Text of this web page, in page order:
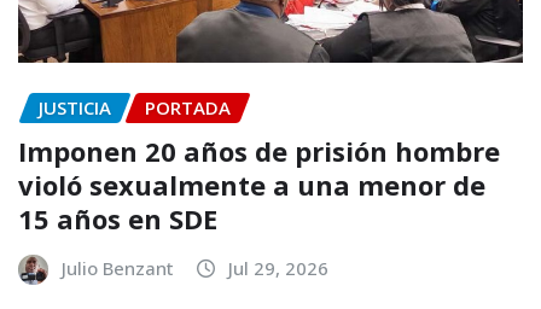
JUSTICIA PORTADA
Imponen 20 años de prisión hombre
violó sexualmente a una menor de
15 años en SDE
Julio Benzant Jul 29, 2026